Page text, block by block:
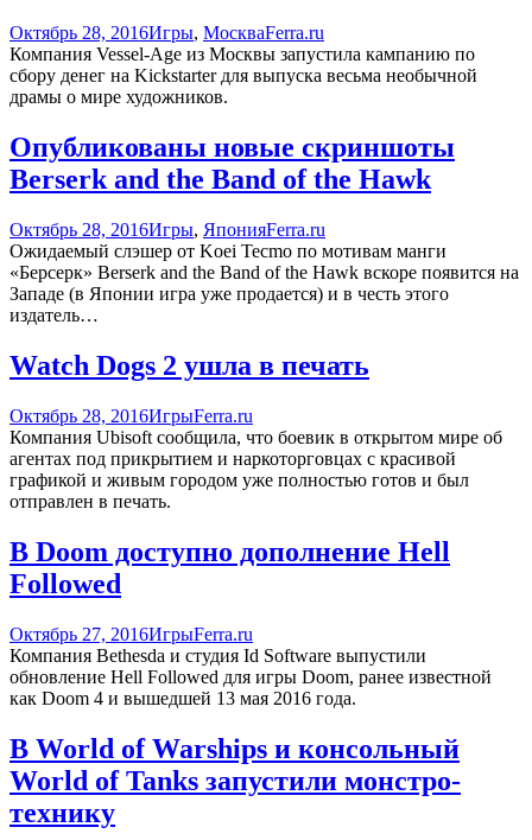
Октябрь 28, 2016Игры, МоскваFerra.ru
Компания Vessel-Age из Москвы запустила кампанию по
сбору денег на Kickstarter для выпуска весьма необычной
драмы о мире художников.
Опубликованы новые скриншоты
Berserk and the Band of the Hawk
Октябрь 28, 2016Игры, ЯпонияFerra.ru
Ожидаемый слэшер от Koei Tecmo по мотивам манги
«Берсерк» Berserk and the Band of the Hawk вскоре появится на
Западе (в Японии игра уже продается) и в честь этого
издатель…
Watch Dogs 2 ушла в печать
Октябрь 28, 2016ИгрыFerra.ru
Компания Ubisoft сообщила, что боевик в открытом мире об
агентах под прикрытием и наркоторговцах с красивой
графикой и живым городом уже полностью готов и был
отправлен в печать.
В Doom доступно дополнение Hell
Followed
Октябрь 27, 2016ИгрыFerra.ru
Компания Bethesda и студия Id Software выпустили
обновление Hell Followed для игры Doom, ранее известной
как Doom 4 и вышедшей 13 мая 2016 года.
В World of Warships и консольный
World of Tanks запустили монстро-
технику